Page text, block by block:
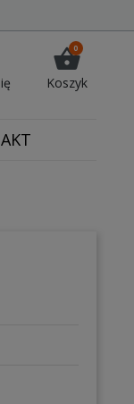
shopping_basket
0
Koszyk